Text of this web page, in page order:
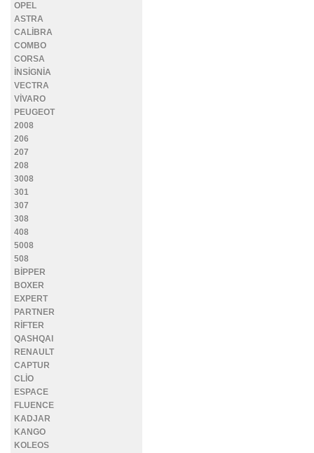
OPEL
ASTRA
CALİBRA
COMBO
CORSA
İNSİGNİA
VECTRA
VİVARO
PEUGEOT
2008
206
207
208
3008
301
307
308
408
5008
508
BİPPER
BOXER
EXPERT
PARTNER
RİFTER
QASHQAI
RENAULT
CAPTUR
CLİO
ESPACE
FLUENCE
KADJAR
KANGO
KOLEOS